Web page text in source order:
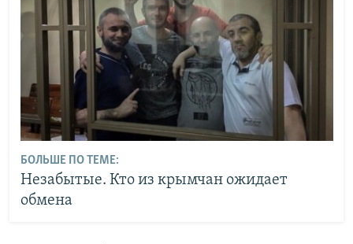
БОЛЬШЕ ПО ТЕМЕ:
Незабытые. Кто из крымчан ожидает
обмена